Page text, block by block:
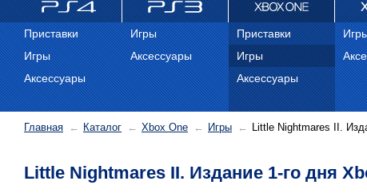
ps4
Приставки
Игры
Аксессуары
PS3
Игры
Аксессуары
Xbox One
Приставки
Игры
Аксессуары
Главная Каталог Xbox One Игры Little Nightmares II.
Little Nightmares II. Издание 1-го дня